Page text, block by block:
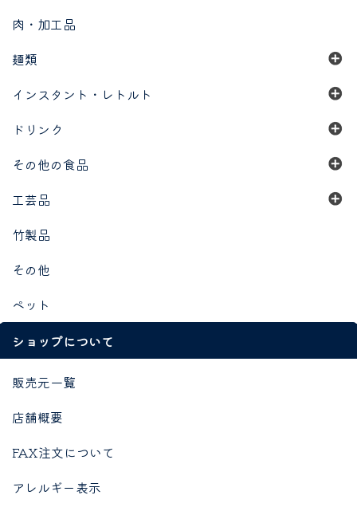
肉・加工品
麺類
インスタント・レトルト
ドリンク
その他の食品
工芸品
竹製品
その他
ペット
ショップについて
販売元一覧
店舗概要
FAX注文について
アレルギー表示